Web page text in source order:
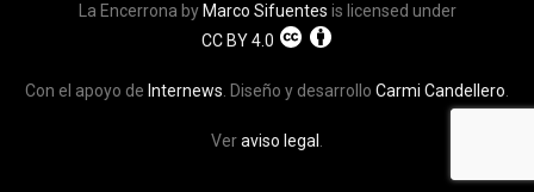
La Encerrona by Marco Sifuentes is licensed under
CC BY 4.0
Con el apoyo de Internews . Diseño y desarrollo Carmi Candellero
Veraviso legal